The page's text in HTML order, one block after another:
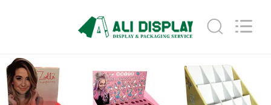
ΣΠΊΤΙ